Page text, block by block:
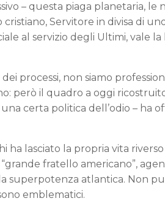
– questa piaga planetaria, le
Servitore in divisa di
al servizio degli Ultimi, vale
processi, non siamo
però il quadro a oggi
certa politica dell’odio – ha
ha lasciato la propria vita
fratello americano”,
superpotenza atlantica. Non
emblematici.